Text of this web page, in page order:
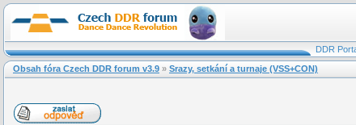
DDR
Obsah fóra Czech DDR forum v3.9 » Srazy, setkání a turnaje (VSS+CON)